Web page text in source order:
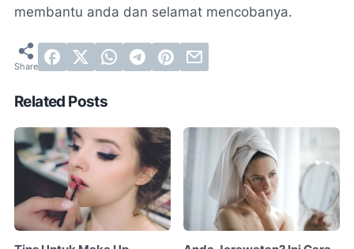
membantu anda dan selamat mencobanya.
Related Posts